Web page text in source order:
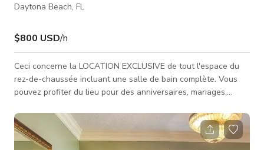
Daytona Beach, FL
$800 USD/h
Ceci concerne la LOCATION EXCLUSIVE de tout l'espace du
rez-de-chaussée incluant une salle de bain complète. Vous
pouvez profiter du lieu pour des anniversaires, mariages,
extérieure avec sièges. Le tout avec une vue spectaculaire sur
la rivière Halifax. Toute activité dans l'espace doit faire partie
des invités séjournant à l'auberge. Nous ne louons/pas